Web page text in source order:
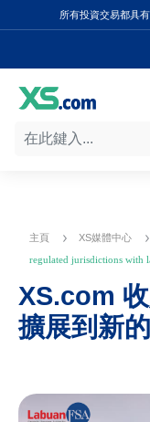
所有投資交易都具
主頁 XS媒體中心
regulated jurisdictions with
XS.com
擴展到新